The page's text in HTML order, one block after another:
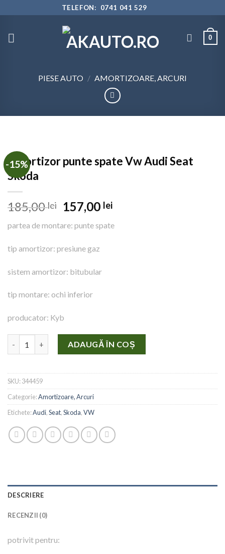
to
TELEFON: 0741 041 529
0
PIESE AUTO / AMORTIZOARE, ARCURI
-15%
Amortizor punte spate Vw Audi Seat
Skoda
185,00lei
Prețul
inițial
a
fost:
185,00 lei.
157,00 leiPrețul
este:
partea de montare: punte spate
tip amortizor: presiune gaz
sistem amortizor: bitubular
tip montare: ochi inferior
producator: Kyb
Cantitate Amortizor punte spate Vw Audi Seat Skoda
ADAUGĂ ÎN COȘ
SKU: 344459
Categorie:Amortizoare, Arcuri
Etichete:Audi,Seat,Skoda,VW
DESCRIERE
RECENZII (0)
potrivit pentru: